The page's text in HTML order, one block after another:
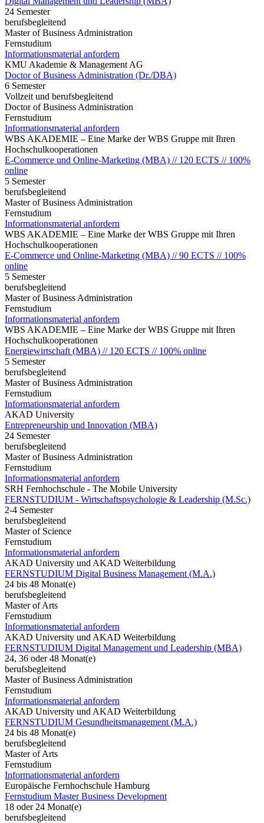
24 Semester
berufsbegleitend
Master of Business Administration
Fernstudium
Informationsmaterial anfordern
KMU Akademie & Management AG
Doctor of Business Administration (Dr./DBA)
6 Semester
Vollzeit und berufsbegleitend
Doctor of Business Administration
Fernstudium
Informationsmaterial anfordern
WBS AKADEMIE – Eine Marke der WBS Gruppe mit Ihren
Hochschulkooperationen
E-Commerce und Online-Marketing (MBA) // 120 ECTS // 100%
online
5 Semester
berufsbegleitend
Master of Business Administration
Fernstudium
Informationsmaterial anfordern
WBS AKADEMIE – Eine Marke der WBS Gruppe mit Ihren
Hochschulkooperationen
E-Commerce und Online-Marketing (MBA) // 90 ECTS // 100%
online
5 Semester
berufsbegleitend
Master of Business Administration
Fernstudium
Informationsmaterial anfordern
WBS AKADEMIE – Eine Marke der WBS Gruppe mit Ihren
Hochschulkooperationen
Energiewirtschaft (MBA) // 120 ECTS // 100% online
5 Semester
berufsbegleitend
Master of Business Administration
Fernstudium
Informationsmaterial anfordern
AKAD University
Entrepreneurship und Innovation (MBA)
24 Semester
berufsbegleitend
Master of Business Administration
Fernstudium
Informationsmaterial anfordern
SRH Fernhochschule - The Mobile University
FERNSTUDIUM - Wirtschaftspsychologie & Leadership (M.Sc.)
2-4 Semester
berufsbegleitend
Master of Science
Fernstudium
Informationsmaterial anfordern
AKAD University und AKAD Weiterbildung
FERNSTUDIUM Digital Business Management (M.A.)
24 bis 48 Monat(e)
berufsbegleitend
Master of Arts
Fernstudium
Informationsmaterial anfordern
AKAD University und AKAD Weiterbildung
FERNSTUDIUM Digital Management und Leadership (MBA)
24, 36 oder 48 Monat(e)
berufsbegleitend
Master of Business Administration
Fernstudium
Informationsmaterial anfordern
AKAD University und AKAD Weiterbildung
FERNSTUDIUM Gesundheitsmanagement (M.A.)
24 bis 48 Monat(e)
berufsbegleitend
Master of Arts
Fernstudium
Informationsmaterial anfordern
Europäische Fernhochschule Hamburg
Fernstudium Master Business Development
18 oder 24 Monat(e)
berufsbegleitend